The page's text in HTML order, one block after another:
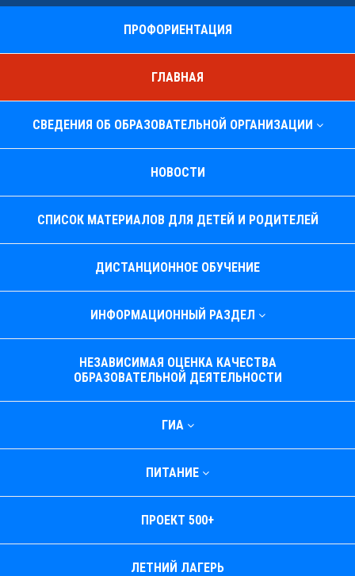
ПРОФОРИЕНТАЦИЯ
ГЛАВНАЯ
СВЕДЕНИЯ ОБ ОБРАЗОВАТЕЛЬНОЙ ОРГАНИЗАЦИИ
НОВОСТИ
СПИСОК МАТЕРИАЛОВ ДЛЯ ДЕТЕЙ И РОДИТЕЛЕЙ
ДИСТАНЦИОННОЕ ОБУЧЕНИЕ
ИНФОРМАЦИОННЫЙ РАЗДЕЛ
НЕЗАВИСИМАЯ ОЦЕНКА КАЧЕСТВА
ОБРАЗОВАТЕЛЬНОЙ ДЕЯТЕЛЬНОСТИ
ГИА
ПИТАНИЕ
ПРОЕКТ 500+
ЛЕТНИЙ ЛАГЕРЬ